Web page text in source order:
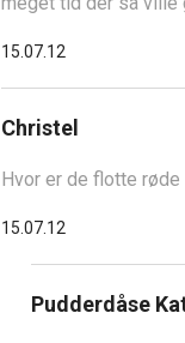
15.07.12
Christel
Hvor er de flotte
15.07.12
Pudderdåse